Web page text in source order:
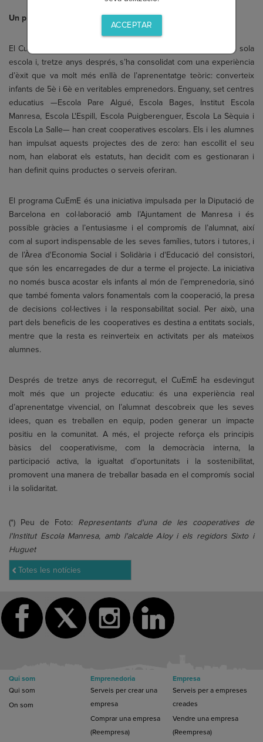
ACCEPTAR
Un projecte que van arrencar el curs 2012-13
El CuEmE va començar a Manresa el curs 2012-2013 amb una sola
escola i, tretze anys després, s’ha consolidat com una experiència
d’èxit que va molt més enllà de l’aprenentatge teòric: converteix
infants de 5è i 6è en veritables emprenedors. Enguany, set centres
educatius —Escola Pare Algué, Escola Bages, Institut Escola
Manresa, Escola L'Espill, Escola Puigberenguer, Escola La Sèquia i
Escola La Salle— han creat cooperatives escolars. Els i les alumnes
han impulsat aquests projectes des de zero: han escollit el seu
nom, han elaborat els estatuts, han decidit com es gestionaran i
han definit quins productes o serveis oferiran.
El programa CuEmE és una iniciativa impulsada per la Diputació de
Barcelona en col·laboració amb l’Ajuntament de Manresa i és
possible gràcies a l’entusiasme i el compromís de l’alumnat, així
com al suport indispensable de les seves famílies, tutors i tutores, i
de l’Àrea d'Economia Social i Solidària i d'Educació del consistori,
que són les encarregades de dur a terme el projecte. La iniciativa
no només busca acostar els infants al món de l’emprenedoria, sinó
que també fomenta valors fonamentals com la cooperació, la presa
de decisions col·lectives i la responsabilitat social. Per això, una
part dels beneficis de les cooperatives es destina a entitats socials,
mentre que la resta es reinverteix en activitats per als mateixos
alumnes.
Després de tretze anys de recorregut, el CuEmE ha esdevingut
molt més que un projecte educatiu: és una experiència real
d’aprenentatge vivencial, on l’alumnat descobreix que les seves
idees, quan es treballen en equip, poden generar un impacte
positiu en la comunitat. A més, el projecte reforça els principis
bàsics del cooperativisme, com la democràcia interna, la
participació activa, la igualtat d’oportunitats i la sostenibilitat,
promovent una manera de treballar basada en el compromís social
i la solidaritat.
(*) Peu de Foto: Representants d'una de les cooperatives de
l'Institut Escola Manresa, amb l'alcalde Aloy i els regidors Sixto i
Huguet
Totes les notícies
Qui som
Qui som
On som
Emprenedoria
Serveis per crear una
empresa
Comprar una empresa
(Reempresa)
Empresa
Serveis per a empreses
creades
Vendre una empresa
(Reempresa)